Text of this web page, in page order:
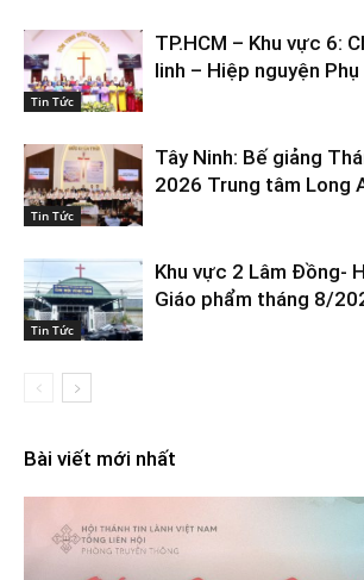
Tin Tức
TP.HCM – Khu vực 6:
linh – Hiệp nguyện
Tin Tức
Tây Ninh: Bế giảng
2026 Trung tâm Long
Tin Tức
Khu vực 2 Lâm Đồng-
Giáo phẩm tháng 8/
Bài viết mới nhất